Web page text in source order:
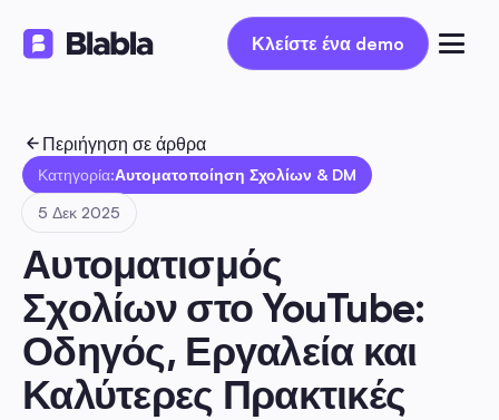
Κλείστε ένα demo
Κλείστε ένα demo
Περιήγηση σε άρθρα
Κατηγορία:Αυτοματοποίηση Σχολίων & DM
5 Δεκ 2025
Αυτοματισμός
Σχολίων στο YouTube:
Οδηγός, Εργαλεία και
Καλύτερες Πρακτικές